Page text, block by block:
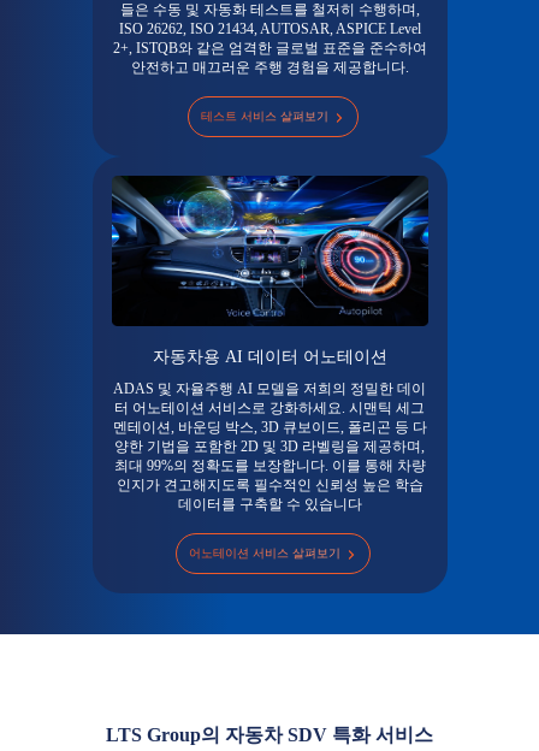
들은 수동 및 자동화 테스트를 철저히 수행하며,
ISO 26262, ISO 21434, AUTOSAR, ASPICE Level
2+, ISTQB와 같은 엄격한 글로벌 표준을 준수하여
안전하고 매끄러운 주행 경험을 제공합니다.
테스트 서비스 살펴보기
자동차용 AI 데이터 어노테이션
ADAS 및 자율주행 AI 모델을 저희의 정밀한 데이
터 어노테이션 서비스로 강화하세요. 시맨틱 세그
멘테이션, 바운딩 박스, 3D 큐보이드, 폴리곤 등 다
양한 기법을 포함한 2D 및 3D 라벨링을 제공하며,
최대 99%의 정확도를 보장합니다. 이를 통해 차량
인지가 견고해지도록 필수적인 신뢰성 높은 학습
데이터를 구축할 수 있습니다
어노테이션 서비스 살펴보기
LTS Group의 자동차 SDV 특화 서비스